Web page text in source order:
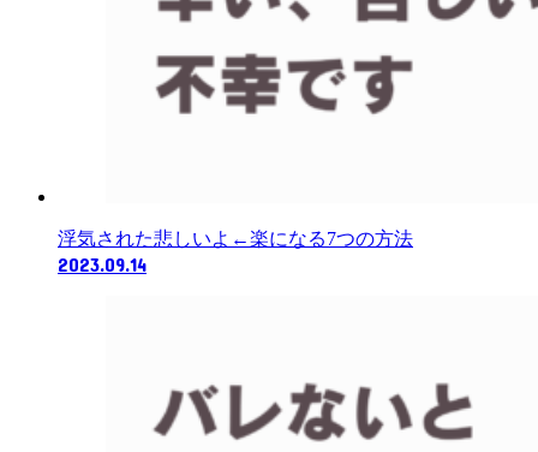
浮気された悲しいよ←楽になる7つの方法
2023.09.14